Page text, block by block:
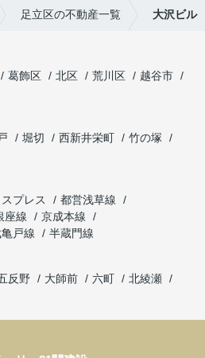
足立区の不動産一覧 大沢ビル
葛飾区 北区 荒川区
越谷市
堀切 西新井栄町
竹の塚
プレス
都営浅草線
座線
京成本線
戸線
半蔵門線
反野 大師前 六町
北綾瀬